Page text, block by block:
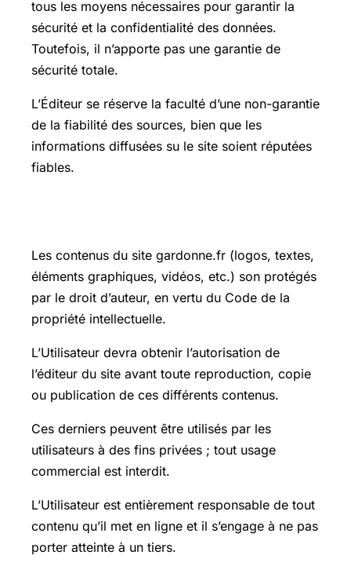
tous les moyens nécessaires pour garantir la
sécurité et la confidentialité des données.
Toutefois, il n’apporte pas une garantie de
sécurité totale.
L’Éditeur se réserve la faculté d’une non-garantie
de la fiabilité des sources, bien que les
informations diffusées su le site soient réputées
fiables.
Les contenus du site gardonne.fr (logos, textes,
éléments graphiques, vidéos, etc.) son protégés
par le droit d’auteur, en vertu du Code de la
propriété intellectuelle.
L’Utilisateur devra obtenir l’autorisation de
l’éditeur du site avant toute reproduction, copie
ou publication de ces différents contenus.
Ces derniers peuvent être utilisés par les
utilisateurs à des fins privées ; tout usage
commercial est interdit.
L’Utilisateur est entièrement responsable de tout
contenu qu’il met en ligne et il s’engage à ne pas
porter atteinte à un tiers.